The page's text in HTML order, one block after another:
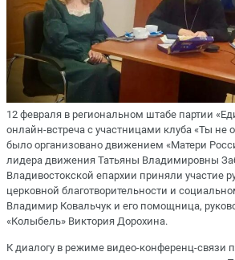
12 февраля в региональном штабе партии
онлайн-встреча с участницами клуба «Ты не
было организовано движением «Матери
лидера движения Татьяны Владимировны
Владивостокской епархии приняли участие
церковной благотворительности и
Владимир Ковальчук и его помощница,
«Колыбель» Виктория Дорохина.
К диалогу в режиме видео-конференц-связи